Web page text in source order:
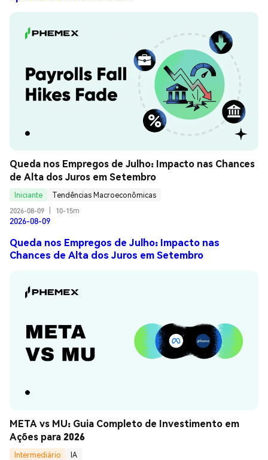
Queda nos Empregos de Julho: Impacto nas Chances
de Alta dos Juros em Setembro
Iniciante
Tendências Macroeconômicas
2026-08-09
10-15m
2026-08-09
Queda nos Empregos de Julho: Impacto nas
Chances de Alta dos Juros em Setembro
META vs MU: Guia Completo de Investimento em
Ações para 2026
Intermediário
IA